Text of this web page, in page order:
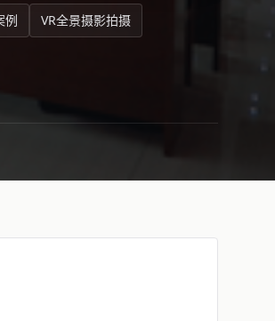
例
VR全景摄影拍摄